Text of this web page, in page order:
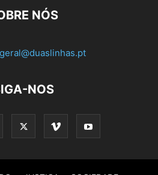
NÓS
geral@duaslinhas.pt
NOS